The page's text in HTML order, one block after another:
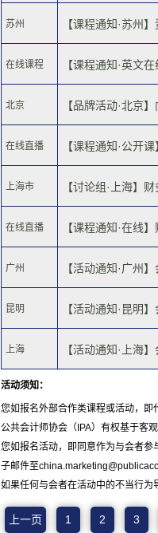
苏州 【课程通知·苏州
在线课程 【课程通知·英文
北京 【品牌活动·北京
在线直播 【课程通知·公开
上海市 【讨论组·上海】
在线直播 【课程通知·在线
广州 【活动通知·广州
昆明 【活动通知·昆明
上海 【活动通知·上海
活动须知：
您如报名外部合作类课程或活动，
公共会计师协会（IPA）有权基于客
您如报名活动，即同意作为与会者
子邮件至
如果任何与会者在活动中的不当行
上一页 1 2 3